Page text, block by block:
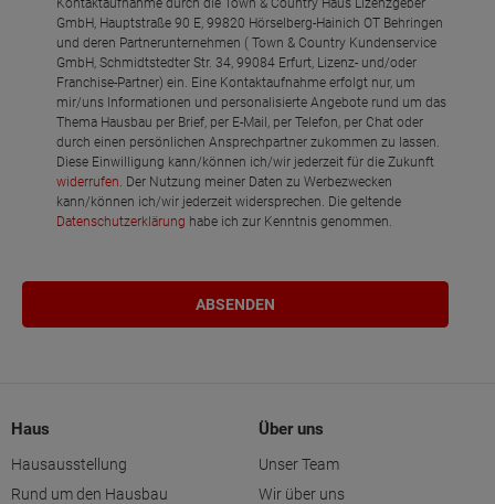
GmbH, Hauptstraße 90 E, 99820 Hörselberg-Hainich OT Behringen
und deren Partnerunternehmen ( Town & Country Kundenservice
GmbH, Schmidtstedter Str. 34, 99084 Erfurt, Lizenz- und/oder
Franchise-Partner) ein. Eine Kontaktaufnahme erfolgt nur, um
mir/uns Informationen und personalisierte Angebote rund um das
Thema Hausbau per Brief, per E-Mail, per Telefon, per Chat oder
durch einen persönlichen Ansprechpartner zukommen zu lassen.
Diese Einwilligung kann/können ich/wir jederzeit für die Zukunft
widerrufen . Der Nutzung meiner Daten zu Werbezwecken
kann/können ich/wir jederzeit widersprechen. Die geltende
Datenschutzerklärung habe ich zur Kenntnis genommen.
Haus
Hausausstellung
Rund um den Hausbau
Über uns
Unser Team
Wir über uns